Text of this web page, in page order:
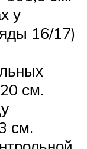
у
16/17)
см.
см.